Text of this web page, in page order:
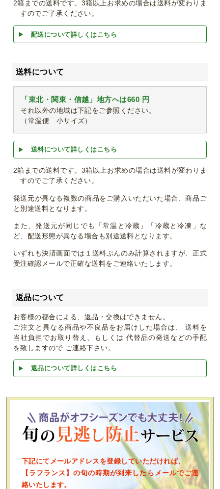
2箱までの送料です。3箱以上お求めの場合は送料が変わりま
すのでご了承ください。
配送について詳しくはこちら
送料について
「東北・関東・信越」地方へは660 円
それ以外の地域は下記をご参照ください。
（常温便 小サイズ）
送料について詳しくはこちら
2箱までの送料です。3箱以上お求めの場合は送料が変わりま
すのでご了承ください。
発送元が異なる複数の商品をご購入いただいた場合、商品ご
と別途送料となります。
また、発送元が同じでも「常温と冷蔵」「冷蔵と冷凍」な
ど、配送形態が異なる場合も別途送料となります。
いずれも決済画面では１送料ぶんのみ計算されますが、正式
受注確認メールで正確な送料をご連絡いたします。
返品について
お客様の都合による、返品・交換はできません。
ご注文と異なる商品や不良品をお届けした場合は、 送料を
当社負担でお取り替え、もしくは 代替品の発送などの手配
を致しますので ご連絡下さい。
返品について詳しくはこちら
下記にてメールアドレスを登録していただければ、
【ラフランス】の旬の時期が到来したらメールでご連
絡いたします。